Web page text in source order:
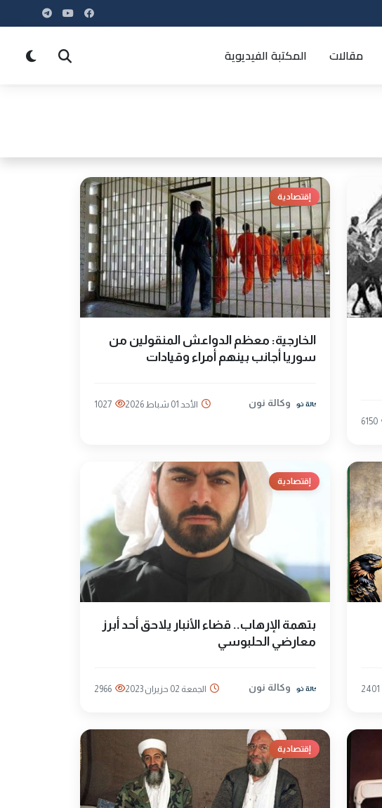
مقالات المكتبة الفيديوية
6150
إقتصادية
الخارجية: معظم الدواعش المنقولين من
سوريا أجانب بينهم أمراء وقيادات
وكالة نون الأحد 01 شباط 2026 1027
2401
إقتصادية
بتهمة الإرهاب.. قضاء الأنبار يلاحق أحد أبرز
معارضي الحلبوسي
وكالة نون الجمعة 02 حزيران 2023 2966
إقتصادية